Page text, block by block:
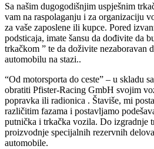
Sa našim dugogodišnjim uspješnim
vam na raspolaganju i za organizaciju
za vaše zaposlene ili kupce. Pored
podsticaja, imate šansu da dođivite da
trkačkom ” te da doživite nezaboravan
automobilu na stazi..
“Od motorsporta do ceste” – u skladu
obratiti Pfister-Racing GmbH svojim
popravka ili radionica . Štaviše, mi
različitim fazama i postavljamo
putnička i trkačka vozila. Do izgradnje
proizvodnje specijalnih rezervnih
automobile.